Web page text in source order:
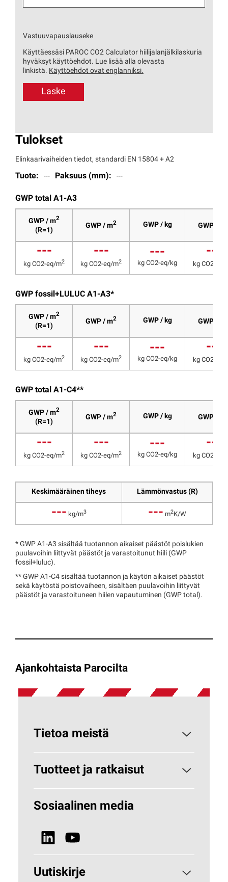
Vastuuvapauslauseke
Käyttäessäsi PAROC CO2 Calculator hiilijalanjälkilaskuria
hyväksyt käyttöehdot. Lue lisää alla olevasta
linkistä. Käyttöehdot ovat englanniksi.
Laske
Tulokset
Elinkaarivaiheiden tiedot, standardi EN 15804 + A2
Tuote: --- Paksuus (mm): ---
GWP total A1-A3
GWP / m2
(R=1)
GWP / m2 GWP / kg GWP / m
---
kg CO2-eq/m2
---
kg CO2-eq/m2
---
kg CO2-eq/kg
---
kg CO2-eq/
GWP fossil+LULUC A1-A3*
GWP / m2
(R=1)
GWP / m2 GWP / kg GWP / m
---
kg CO2-eq/m2
---
kg CO2-eq/m2
---
kg CO2-eq/kg
---
kg CO2-eq/
GWP total A1-C4**
GWP / m2
(R=1)
GWP / m2 GWP / kg GWP / m
---
kg CO2-eq/m2
---
kg CO2-eq/m2
---
kg CO2-eq/kg
---
kg CO2-eq/
Keskimääräinen tiheys Lämmönvastus (R)
--- kg/m3 --- m2K/W
* GWP A1-A3 sisältää tuotannon aikaiset päästöt poislukien
puulavoihin liittyvät päästöt ja varastoitunut hiili (GWP
fossil+luluc).
** GWP A1-C4 sisältää tuotannon ja käytön aikaiset päästöt
sekä käytöstä poistovaiheen, sisältäen puulavoihin liittyvät
päästöt ja varastoituneen hiilen vapautuminen (GWP total).
Ajankohtaista Parocilta
Tietoa meistä
Paroc yrityksenä
Miksi kivivilla?
Vastuullisuus
Uutiset ja media
Tuotteet ja ratkaisut
Rakennuseristeet
Sosiaalinen media
Uutiskirje